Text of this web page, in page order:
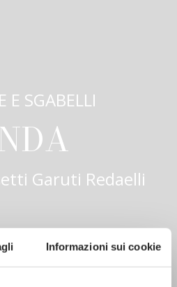
Informazioni sui cookie
E SGABELLI
Garuti Redaelli